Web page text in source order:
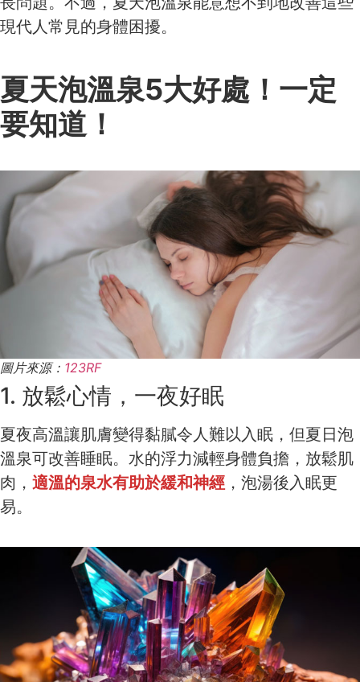
現代人常見的身體困擾。
夏天泡溫泉5大好處！一定
要知道！
圖片來源： 123RF
1. 放鬆心情，一夜好眠
夏夜高溫讓肌膚變得黏膩令人難以入眠，但夏日泡
溫泉可改善睡眠。水的浮力減輕身體負擔，放鬆肌
肉， 適溫的泉水有助於緩和神經 ，泡湯後入眠更
易。